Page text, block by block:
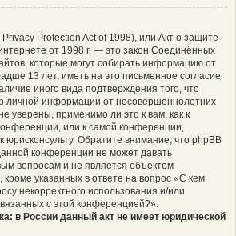
Protection Act of 1998), или Акт о защите
от 1998 г. — это закон Соединённых
которые могут собирать информацию от
13 лет, иметь на это письменное согласие
иного вида подтверждения того, что
личной информации от несовершеннолетних
уверены, применимо ли это к вам, как к
или к самой конференции,
юрисконсульту. Обратите внимание, что phpBB
конференции не может давать
вопросам и не является объектом
указанных в ответе на вопрос «С кем
некорректного использования и/или
с этой конференцией?».
в России данный акт не имеет юридической